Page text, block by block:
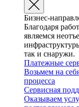
Бизнес-
Благодаря
являемся
так и снаружи.
Платежные
Возьмем на
процесса
Сервисная
Оказываем